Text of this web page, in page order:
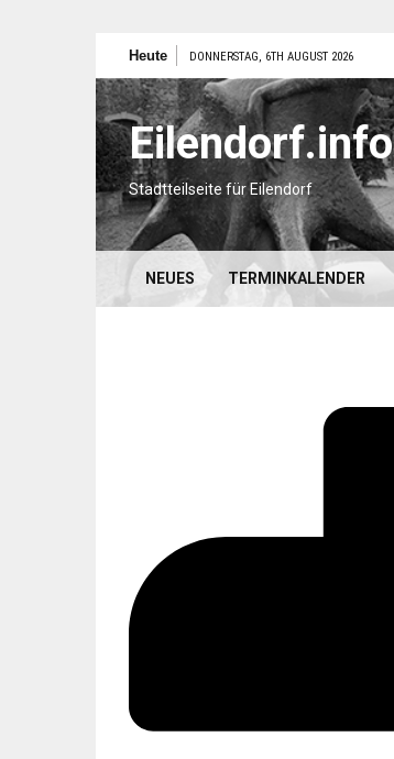
Inhalt
springen
Heute DONNERSTAG, 6TH AUGUST 2026
Eilendorf.info
Stadtteilseite für Eilendorf
NEUES TERMINKALENDER